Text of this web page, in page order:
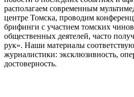
располагаем современным
центре Томска, проводим
брифинги с участием томских
общественных деятелей, часто
рук». Наши материалы
журналистики: эксклюзивность,
достоверность.